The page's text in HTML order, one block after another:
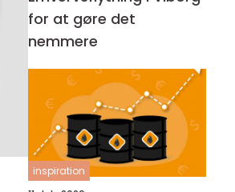
for at gøre det
nemmere
inspiration